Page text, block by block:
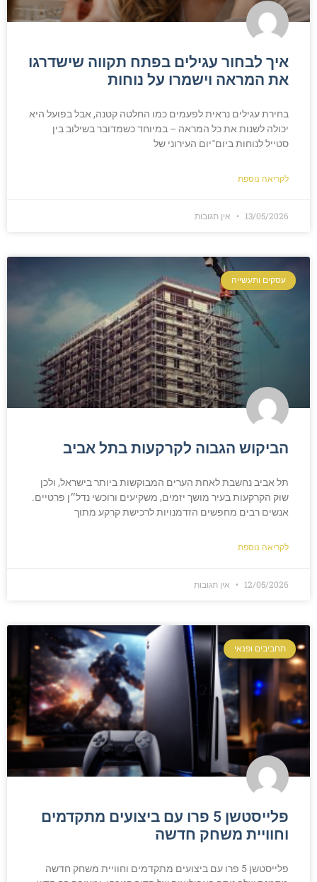
איך לבחור עגילים בפתח תקווה שישדרגו
את המראה וישמרו על נוחות
בחירת עגילים נראית לפעמים כמו החלטה קטנה, אבל בפועל היא
יכולה לשנות את כל המראה – במיוחד כשמדובר בשילוב בין
סטייל לנוחות ביום־יום העירוני של
לקריאה נוספת
13/05/2026 אין תגובות
עסקים ותעשייה
הביקוש הגבוה לקרקעות בתל אביב
תל אביב נחשבת לאחת הערים המבוקשות ביותר בישראל, ולכן
שוק הקרקעות בעיר מושך יזמים, משקיעים ורוכשי נדל״ן פרטיים.
אנשים רבים מחפשים הזדמנויות לרכישת קרקע מתוך
לקריאה נוספת
12/05/2026 אין תגובות
תחביבים ופנאי
פלייסטשן 5 פרו עם ביצועים מתקדמים
וחוויית משחק חדשה
פלייסטשן 5 פרו עם ביצועים מתקדמים וחוויית משחק חדשה